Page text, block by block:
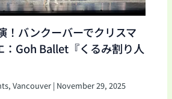
！バンクーバーでクリスマ
：Goh Ballet『くるみ割り人
,Vancouver | November 29, 2025